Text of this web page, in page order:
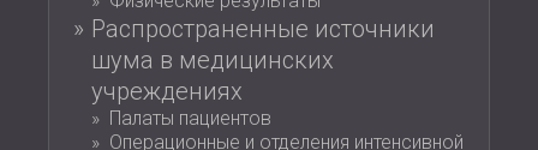
ЗВУКОИЗОЛЯЦИЯ И АКУСТИЧЕСКИЕ
РЕШЕНИЯ ДЛЯ ТОРГОВЫХ
ПОМЕЩЕНИЙ
ЗВУКОИЗОЛЯЦИЯ И АКУСТИКА ДЛЯ
FINLAND (FI)
USA (US)
SOUTH AFRICA (ZA)
Распространенные источники
шума в медицинских
учреждениях
Палаты пациентов
Операционные и отделения интенсивной